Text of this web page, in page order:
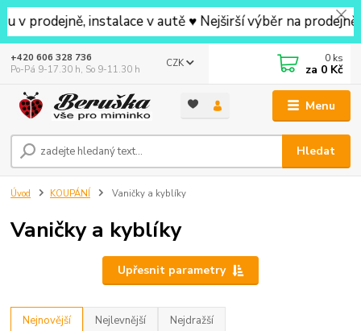
instalace v autě ♥ Nejširší výběr na prodejně v
Menu
CZK
Hledat
+420 606 328 736
Po-Pá 9-17.30 h, So 9-11.30 h
0 ks
za 0 Kč
Úvod KOUPÁNÍ Vaničky a kyblíky
Vaničky a kyblíky
Upřesnit parametry
Nejnovější Nejlevnější Nejdražší